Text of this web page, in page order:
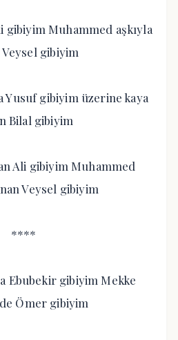
gibiyim Muhammed aşkıyla
Veysel gibiyim
Yusuf gibiyim üzerine kaya
Bilal gibiyim
Ali gibiyim Muhammed
Veysel gibiyim
****
Ebubekir gibiyim Mekke
Ömer gibiyim